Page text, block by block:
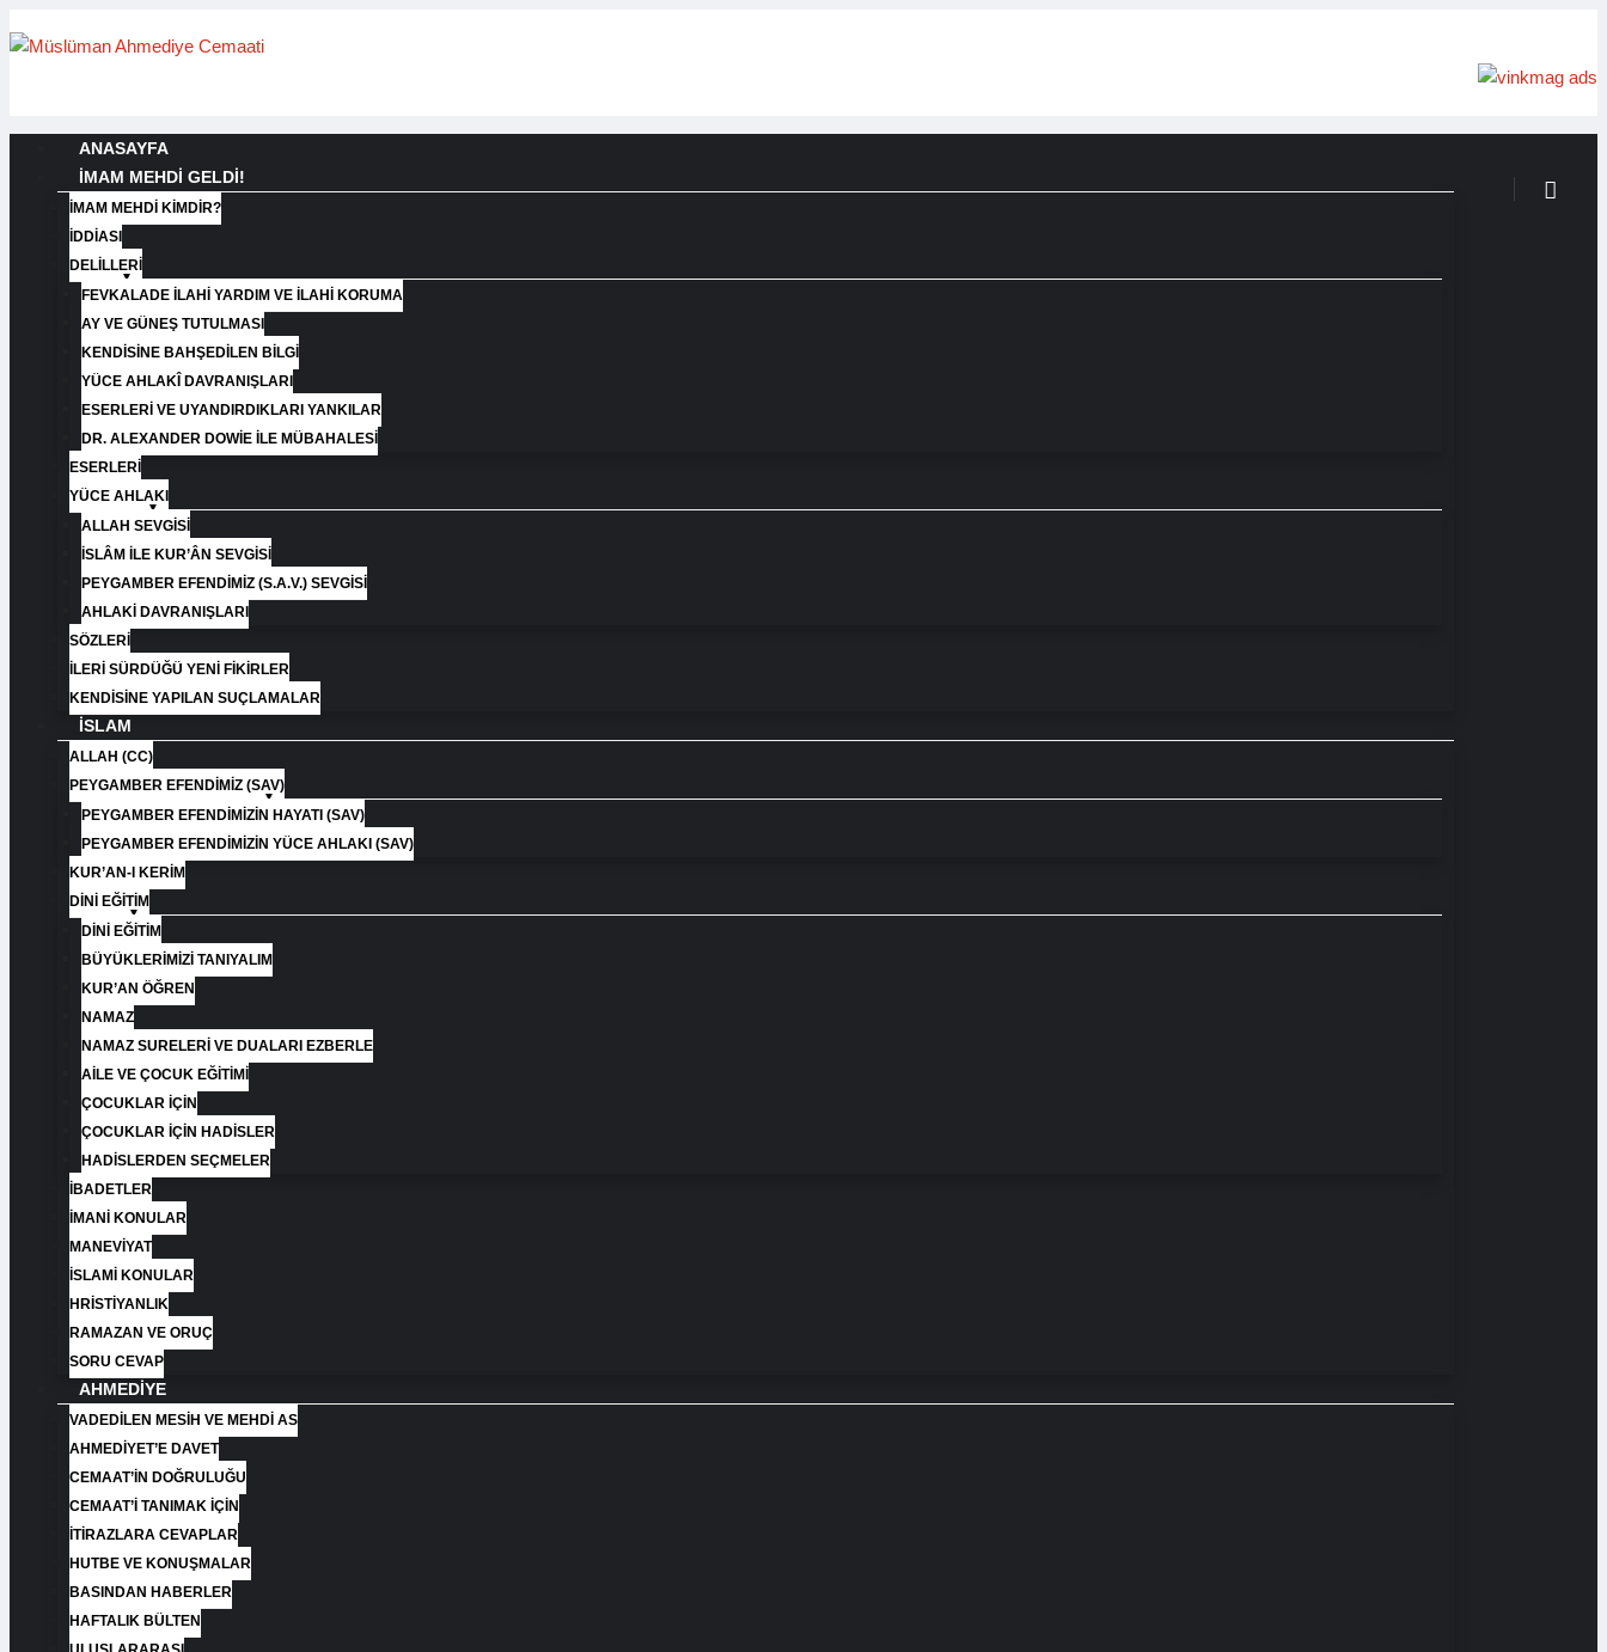
ANASAYFA
İMAM MEHDİ GELDİ!
İMAM MEHDI KIMDIR?
İDDIASI
DELILLERI
FEVKALADE İLAHI YARDIM VE İLAHI KORUMA
AY VE GÜNEŞ TUTULMASI
KENDISINE BAHŞEDILEN BILGI
YÜCE AHLAKÎ DAVRANIŞLARI
ESERLERI VE UYANDIRDIKLARI YANKILAR
DR. ALEXANDER DOWIE İLE MÜBAHALESI
ESERLERI
YÜCE AHLAKI
ALLAH SEVGISI
İSLÂM İLE KUR’ÂN SEVGISI
PEYGAMBER EFENDIMIZ (S.A.V.) SEVGISI
AHLAKI DAVRANIŞLARI
SÖZLERI
İLERI SÜRDÜĞÜ YENI FIKIRLER
KENDISINE YAPILAN SUÇLAMALAR
İSLAM
ALLAH (CC)
PEYGAMBER EFENDIMIZ (SAV)
PEYGAMBER EFENDIMIZIN HAYATI (SAV)​
PEYGAMBER EFENDIMIZIN YÜCE AHLAKI (SAV)​
KUR’AN-I KERİM
DİNİ EĞİTİM
DİNİ EĞİTİM
BÜYÜKLERİMİZİ TANIYALIM
KUR’AN ÖĞREN
NAMAZ
NAMAZ SURELERİ VE DUALARI EZBERLE
AİLE VE ÇOCUK EĞİTİMİ
ÇOCUKLAR İÇİN
ÇOCUKLAR İÇİN HADİSLER
HADİSLERDEN SEÇMELER
İBADETLER
İMANİ KONULAR
MANEVİYAT
İSLAMİ KONULAR
HRİSTİYANLIK
RAMAZAN VE ORUÇ
SORU CEVAP
AHMEDIYE
VADEDILEN MESIH VE MEHDI AS
AHMEDIYET’E DAVET
CEMAAT’İN DOĞRULUĞU
CEMAAT’İ TANIMAK İÇIN
İTIRAZLARA CEVAPLAR
HUTBE VE KONUŞMALAR
BASINDAN HABERLER
HAFTALIK BÜLTEN
ULUSLARARASI